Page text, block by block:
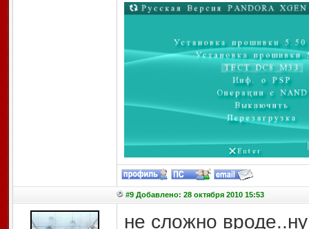
#9 Добавлено: 28 октября 2010 15:53
не сложно